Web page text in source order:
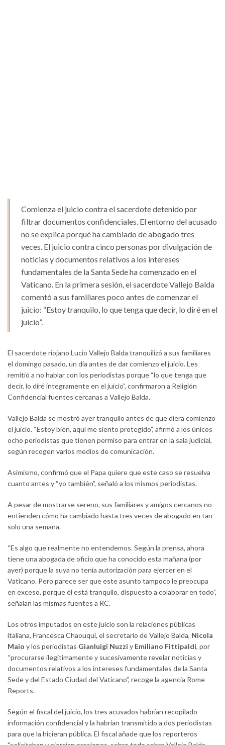
Comienza el juicio contra el sacerdote detenido por
filtrar documentos confidenciales. El entorno del acusado
no se explica porqué ha cambiado de abogado tres
veces. El juicio contra cinco personas por divulgación de
noticias y documentos relativos a los intereses
fundamentales de la Santa Sede ha comenzado en el
Vaticano. En la primera sesión, el sacerdote Vallejo Balda
comentó a sus familiares poco antes de comenzar el
juicio: “Estoy tranquilo, lo que tenga que decir, lo diré en el
juicio”.
El sacerdote riojano Lucio Vallejo Balda tranquilizó a sus familiares
el domingo pasado, un día antes de dar comienzo el juicio. Les
remitió a no hablar con los periodistas porque “lo que tenga que
decir, lo diré íntegramente en el juicio”, confirmaron a Religión
Confidencial fuentes cercanas a Vallejo Balda.
Vallejo Balda se mostró ayer tranquilo antes de que diera comienzo
el juicio. “Estoy bien, aquí me siento protegido”, afirmó a los únicos
ocho periodistas que tienen permiso para entrar en la sala judicial,
según recogen varios medios de comunicación.
Asimismo, confirmó que el Papa quiere que este caso se resuelva
cuanto antes y “yo también”, señaló a los mismos periodistas.
A pesar de mostrarse sereno, sus familiares y amigos cercanos no
entienden cómo ha cambiado hasta tres veces de abogado en tan
solo una semana.
“Es algo que realmente no entendemos. Según la prensa, ahora
tiene una abogada de oficio que ha conocido esta mañana (por
ayer) porque la suya no tenía autorización para ejercer en el
Vaticano. Pero parece ser que este asunto tampoco le preocupa
en exceso, porque él está tranquilo, dispuesto a colaborar en todo”,
señalan las mismas fuentes a RC.
Los otros imputados en este juicio son la relaciones públicas
italiana, Francesca Chaouqui, el secretario de Vallejo Balda, Nicola
Maio y los periodistas Gianluigi Nuzzi y Emiliano Fittipaldi, por
“procurarse ilegítimamente y sucesivamente revelar noticias y
documentos relativos a los intereses fundamentales de la Santa
Sede y del Estado Ciudad del Vaticano”, recoge la agencia Rome
Reports.
Según el fiscal del juicio, los tres acusados habrían recopilado
información confidencial y la habrían transmitido a dos periodistas
para que la hicieran pública. El fiscal añade que los reporteros